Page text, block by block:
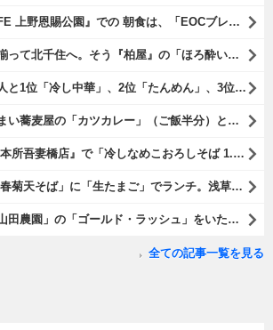
『EVERYONES CAFE 上野恩賜公園』での 朝食は、「EOCブレックファーストプレート」とセットで「アイスカフェラテ」をもらい、それから家人が「東京たまごを使ったパンケーキ キャラメルナッツ（2枚）」を頼んでみた。どれもがハイカラにうまいのだよ（笑）。（EVERYONES CAFE 上野恩賜公園：上野公園）
蕎麦を手繰りに夫婦揃って北千住へ。そう『柏屋』の「ほろ酔いセット」で一杯やったのだよ。ここは二駅離れた場所だけど、あたしの『街的』のようにくつろげる処だ。勿論、うまかったのだよ（笑）。（きそば 柏屋：足立区千住）
『山口家本店』で家人と1位「冷し中華」、2位「たんめん」、3位「かき氷」の順番通りのオーダーでランチ。なんの変哲もないものがうまいのは、当たり前だのクラッカーなのだと云爾（笑）。（山口家本店：千束通り商店街：浅草五丁目）
『東嶋屋』世界一うまい蕎麦屋の「カツカレー」（ご飯半分）と「おしんこ盛り合わせ」と「ビ―ル」でランチ。もう、ほんとうまいのだから、みんな食べてみてね、と云爾（笑）。（東嶋屋：竜泉一丁目）
『ゆで太郎 もつ次郎本所吾妻橋店』で「冷しなめこおろしそば 1.5倍盛」を手繰れば、それは「なめこ」の粘りが強烈な調味料となって、既に、ただの蕎麦では無くなっている。 ヌルヌルの蕎麦はめちゃくちゃにうまいのである（笑）。（ゆで太郎 もつ次郎本所吾妻橋店：墨田区吾妻橋3丁目）
『文殊 浅草店』で「春菊天そば」に「生たまご」でランチ。浅草地下街における至高のランチだ。今日も、実にうまかったのだよ（笑）。（文殊 浅草店：浅草一丁目：浅草地下街）
『馬渕さん』から「山田農園」の「ゴールド・ラッシュ」をいただいたのだ。甘いはうまい、うまいは身体には悪い、というのはいつものお約束（笑）。 でもね、その当然を百も承知で分かっていながらも食べてしまうのは、これが最高な「北の大地の贈り物」だからなのだよ（笑）。（馬渕さんからの贈与：山田農園：北海道夕張郡長沼町）
全ての記事一覧を見る